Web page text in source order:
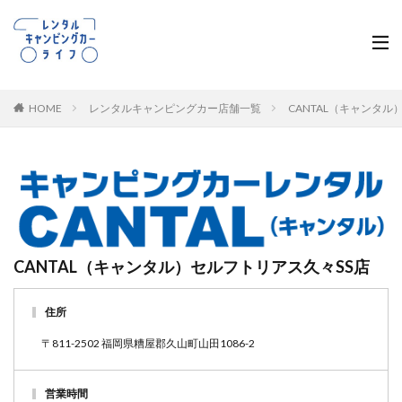
HOME レンタルキャンピングカー店舗一覧 CANTAL（キャンタル
CANTAL（キャンタル）セルフトリアス久々SS店
住所
〒811-2502 福岡県糟屋郡久山町山田1086-2
営業時間